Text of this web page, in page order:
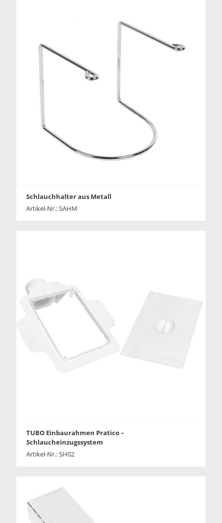
Schlauchhalter aus Metall
Artikel-Nr.: SAHM
TUBO Einbaurahmen Pratico –
Schlaucheinzugssystem
Artikel-Nr.: SH02